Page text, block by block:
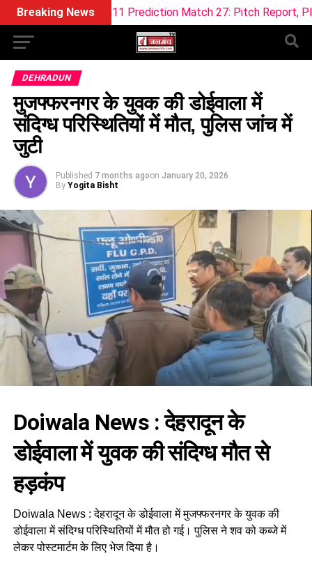
Breaking News
Dream11 Prediction Match 27: Pitch Report, Playing XI &
DEHRADUN
मुजफ्फरनगर के युवक की डोईवाला में
संदिग्ध परिस्थितियों में मौत, पुलिस जांच में
जुटी
Published 7 months agoon January 20, 2026
By Yogita Bisht
Doiwala News : देहरादून के
डोईवाला में युवक की संदिग्ध मौत से
हड़कंप
Doiwala News : देहरादून के डोईवाला में मुजफ्फरनगर के युवक की
डोईवाला में संदिग्ध परिस्थितियों में मौत हो गई। पुलिस ने शव को कब्जे में
लेकर पोस्टमार्टम के लिए भेज दिया है।